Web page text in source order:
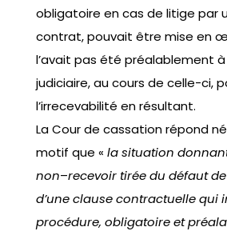
obligatoire en cas de litige par
contrat, pouvait être mise en
l’avait pas été préalablement à
judiciaire, au cours de celle-ci,
l’irrecevabilité en résultant.
La Cour de cassation répond
motif que « la situation
non–recevoir tirée du défaut
d’une clause contractuelle qui
procédure, obligatoire et